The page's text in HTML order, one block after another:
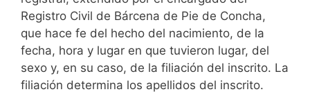
Registro Civil de Bárcena de Pie de Concha,
que hace fe del hecho del nacimiento, de la
fecha, hora y lugar en que tuvieron lugar, del
sexo y, en su caso, de la filiación del inscrito. La
filiación determina los apellidos del inscrito.